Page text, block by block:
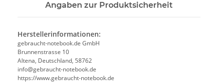
Angaben zur Produktsicherheit
Herstellerinformationen:
gebraucht-notebook.de GmbH
Brunnenstrasse 10
Altena, Deutschland, 58762
info@gebraucht-notebook.de
https://www.gebraucht-notebook.de